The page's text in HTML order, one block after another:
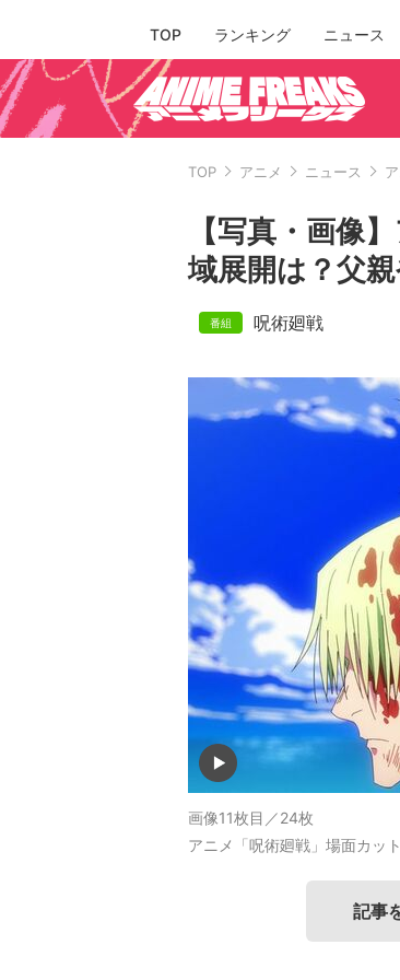
TOP ランキング ニュース
TOP アニメ ニュース
【写真・画像
域展開は？父
呪術廻戦
画像11枚目／24枚
アニメ「呪術廻戦」場面カッ
記事